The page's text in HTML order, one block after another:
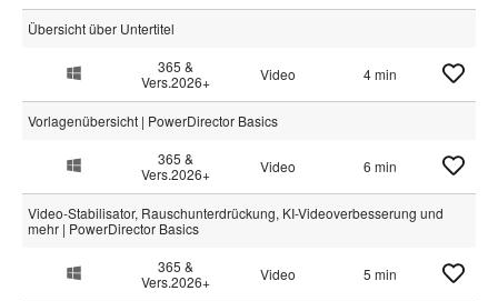
Übersicht über Untertitel
365 &
Vers.2026+
Video 4 min
Vorlagenübersicht | PowerDirector Basics
365 &
Vers.2026+
Video 6 min
Video-Stabilisator, Rauschunterdrückung, KI-Videoverbesserung und
mehr | PowerDirector Basics
365 &
Vers.2026+
Video 5 min